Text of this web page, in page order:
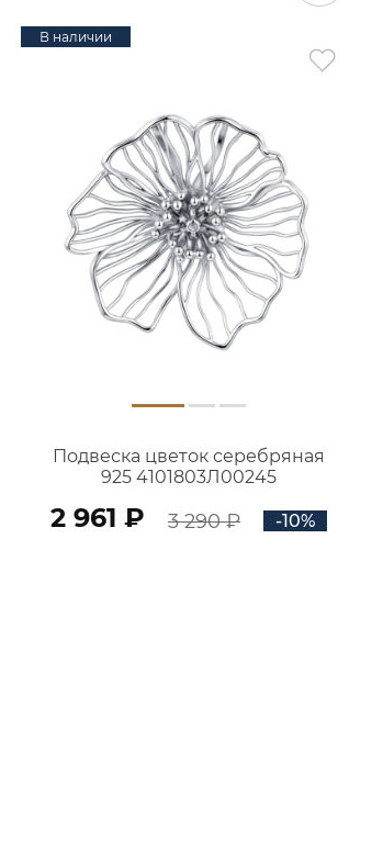
В наличии
Подвеска цветок серебряная
925 4101803Л00245
2 961 ₽ 3 290 ₽ -10%